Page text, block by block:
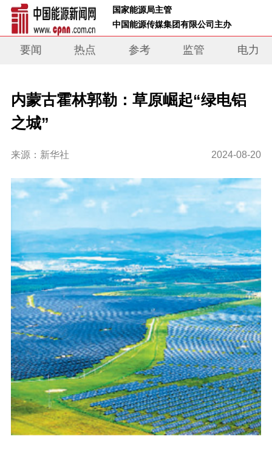
国家能源局主管
中国能源传媒集团有限公司主办
要闻 热点 参考 监管 电力
内蒙古霍林郭勒：草原崛起“绿电铝
之城”
来源：新华社 2024-08-20